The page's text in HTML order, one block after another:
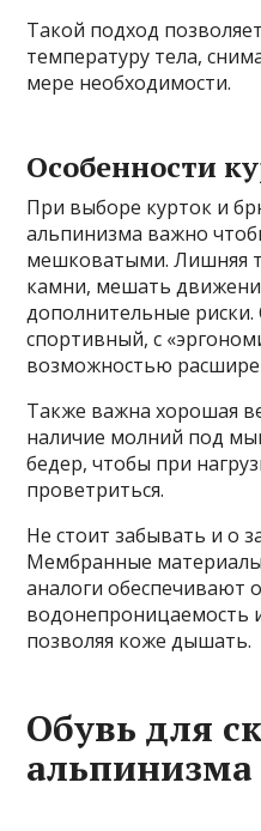
Такой подход
температуру тела,
мере необходимости.
Особенности
При выборе курток и
альпинизма важно
мешковатыми. Лишняя
камни, мешать
дополнительные
спортивный, с
возможностью
Также важна хорошая
наличие молний под
бедер, чтобы при
проветриться.
Не стоит забывать и о
Мембранные
аналоги обеспечивают
водонепроницаемость
позволяя коже дышать.
Обувь для
альпинизма